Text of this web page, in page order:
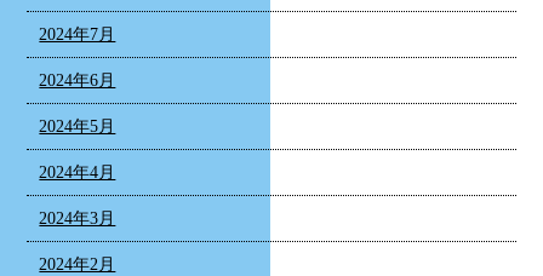
2024年7月
2024年6月
2024年5月
2024年4月
2024年3月
2024年2月